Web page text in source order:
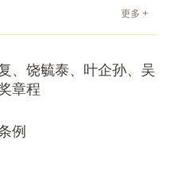
更多 +
、饶毓泰、叶企孙、吴
章程
例